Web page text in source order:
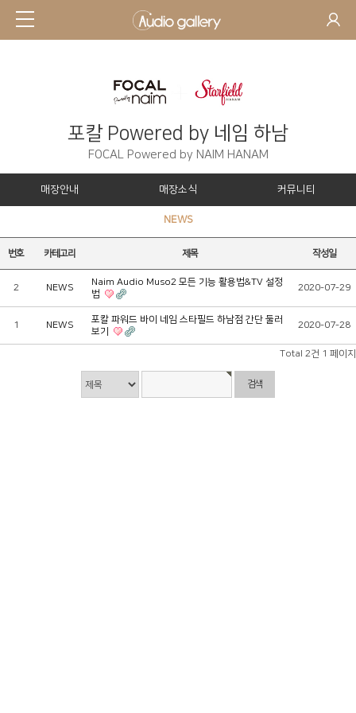
포칼 Powered by 네임 하남
FOCAL Powered by NAIM HANAM
매장안내 매장소식 커뮤니티
NEWS
번호 카테고리 제목 작성일
2 NEWS
Naim Audio Muso2 모든 기능 활용법&TV 설정
법
2020-07-29
1 NEWS
포칼 파워드 바이 네임 스타필드 하남점 간단 둘러
보기
2020-07-28
Total 2건 1 페이지